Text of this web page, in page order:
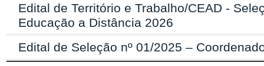
Edital de Território e Trabalho/CEAD -
Educação a Distância 2026
Edital de Seleção nº 01/2025 –